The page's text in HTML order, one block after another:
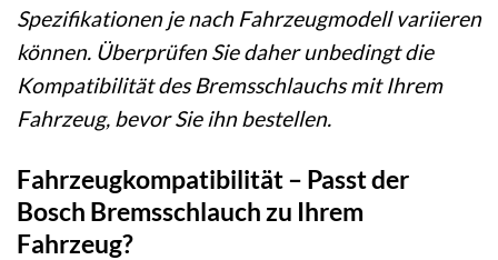
Spezifikationen je nach Fahrzeugmodell variieren
können. Überprüfen Sie daher unbedingt die
Kompatibilität des Bremsschlauchs mit Ihrem
Fahrzeug, bevor Sie ihn bestellen.
Fahrzeugkompatibilität – Passt der
Bosch Bremsschlauch zu Ihrem
Fahrzeug?